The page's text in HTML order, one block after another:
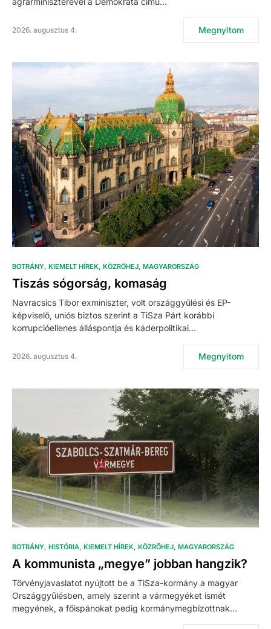
2026. augusztus 4. Megnyitom
BOTRÁNY KIEMELT HÍREK KÖZRÖHEJ MAGYARORSZÁG
Tiszás sógorság, komaság
Navracsics Tibor exminiszter, volt országgyűlési és EP-
képviselő, uniós biztos szerint a TiSza Párt korábbi
korrupcióellenes álláspontja és káderpolitikai…
2026. augusztus 4. Megnyitom
BOTRÁNY HISTÓRIA KIEMELT HÍREK KÖZRÖHEJ MAGYARORSZÁG
A kommunista „megye” jobban hangzik?
Törvényjavaslatot nyújtott be a TiSza-kormány a magyar
Országgyűlésben, amely szerint a vármegyéket ismét
megyének, a főispánokat pedig kormánymegbízottnak…